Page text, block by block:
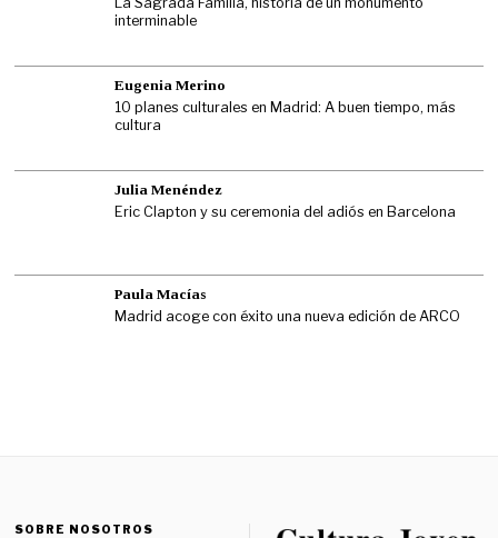
interminable
Eugenia Merino
10 planes culturales en Madrid: A buen tiempo, más
cultura
Julia Menéndez
Eric Clapton y su ceremonia del adiós en Barcelona
Paula Macías
Madrid acoge con éxito una nueva edición de ARCO
SOBRE NOSOTROS